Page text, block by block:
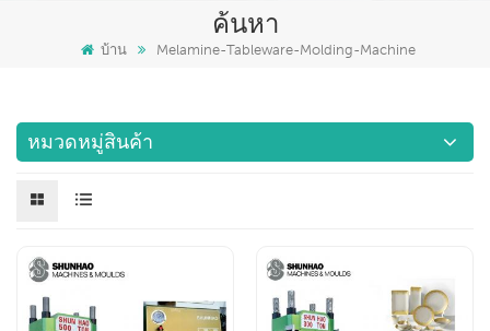
ค้นหา
บ้าน Melamine-Tableware-Molding-Machine
หมวดหมู่สินค้า